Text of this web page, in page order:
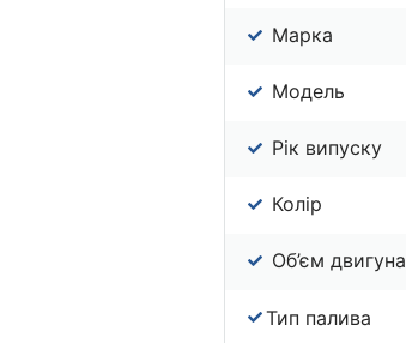
Марка
Модель
Рік випуску
Колір
Об’єм двигуна
Тип палива